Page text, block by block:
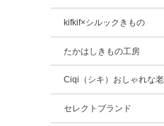
kifkif×シルックきもの
たかはしきもの工房
Ciqi（シキ）おしゃれな
セレクトブランド